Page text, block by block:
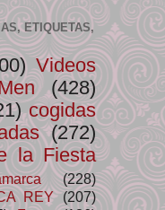
ETIQUETAS,
Videos
(428)
cogidas
(272)
la Fiesta
(228)
REY (207)